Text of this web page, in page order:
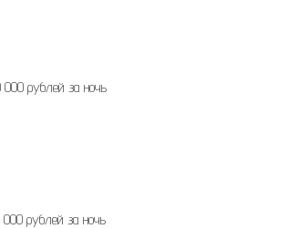
000 рублей за ночь
000 рублей за ночь